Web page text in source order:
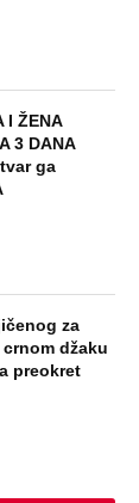
I ŽENA
3 DANA
ga
za
džaku
preokret